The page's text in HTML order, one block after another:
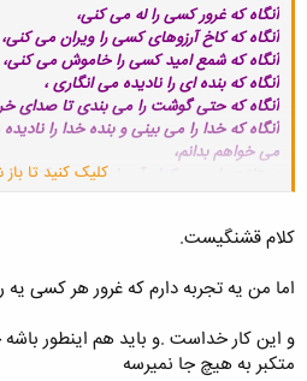
آنگاه که غرور کسی را له می کنی،
آنگاه که کاخ آرزوهای کسی را ویران می کنی،
آنگاه که شمع امید کسی را خاموش می کنی،
آنگاه که بنده ای را نادیده می انگاری ،
آنگاه که حتی گوشت را می بندی تا صدای
آنگاه که خدا را می بینی و بنده خدا را
می خواهم بدانم،
دستانت رابسوی کدام آسمان دراز می کنی
سهراب سپهري
کلیک کنید تا
کلام قشنگیست.
اما من یه تجربه دارم که غرور هر کسی
و این کار خداست .و باید هم اینطور
متکبر به هیچ جا نمیرسه